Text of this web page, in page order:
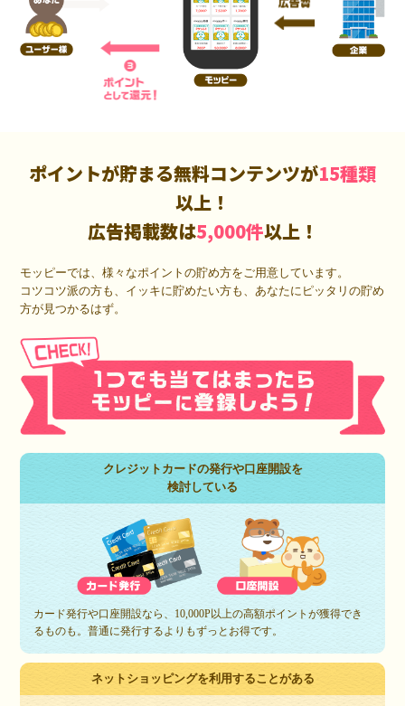
ポイントが貯まる無料コンテンツが15種類
以上！
広告掲載数は5,000件以上！
モッピーでは、様々なポイントの貯め方をご用意しています。
コツコツ派の方も、イッキに貯めたい方も、あなたにピッタリの貯め
方が見つかるはず。
クレジットカードの発行や口座開設を
検討している
カード発行や口座開設なら、10,000P以上の高額ポイントが獲得でき
るものも。普通に発行するよりもずっとお得です。
ネットショッピングを利用することがある